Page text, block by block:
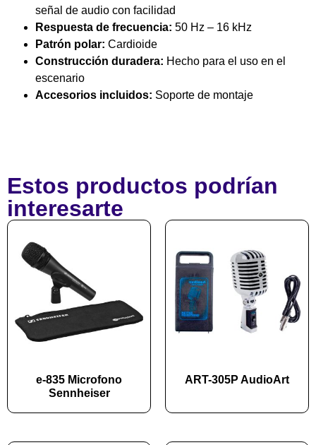
señal de audio con facilidad
Respuesta de frecuencia: 50 Hz – 16 kHz
Patrón polar: Cardioide
Construcción duradera: Hecho para el uso en el
escenario
Accesorios incluidos: Soporte de montaje
Estos productos podrían
interesarte
e-835 Microfono
Sennheiser
ART-305P AudioArt